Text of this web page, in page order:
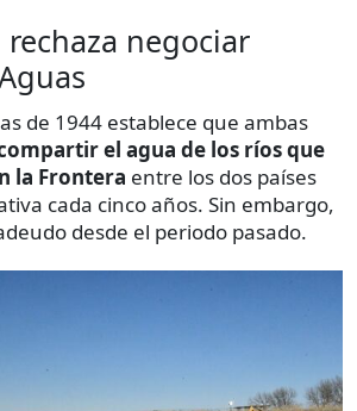
negociar
de 1944 establece que ambas
el agua de los ríos que
la Frontera entre los dos países
cada cinco años. Sin embargo,
desde el periodo pasado.